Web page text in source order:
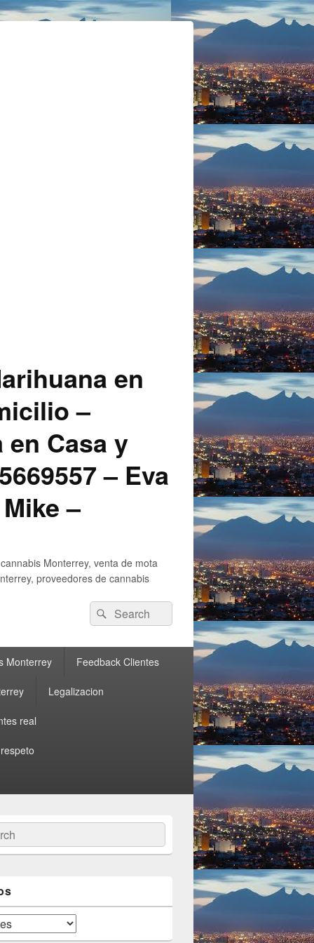
en
–
Casa y
– Eva
–
Monterrey, venta de mota
proveedores de cannabis
Search
for:
Search
Monterrey Feedback Clientes
Legalizacion
real